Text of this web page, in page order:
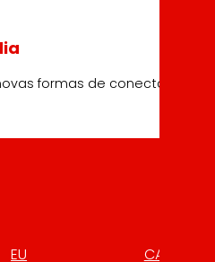
formas de conectar
EU CA